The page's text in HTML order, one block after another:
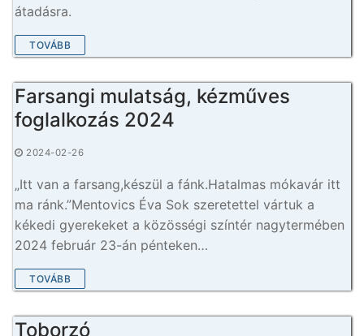
átadásra.
TOVÁBB
Farsangi mulatság, kézműves
foglalkozás 2024
2024-02-26
„Itt van a farsang,készül a fánk.Hatalmas mókavár itt
ma ránk.”Mentovics Éva Sok szeretettel vártuk a
kékedi gyerekeket a közösségi színtér nagytermében
2024 február 23-án pénteken…
TOVÁBB
Toborzó